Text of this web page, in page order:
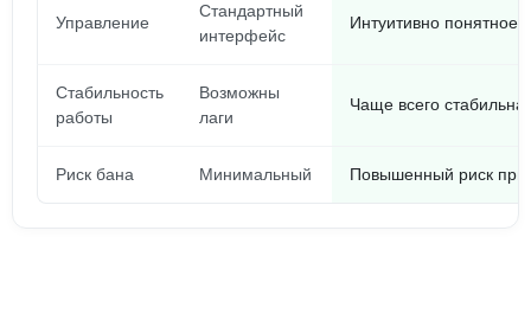
Управление
Стандартный
интерфейс
Интуитивно понятное
Стабильность
работы
Возможны
лаги
Чаще всего
Риск бана Минимальный Повышенный риск при